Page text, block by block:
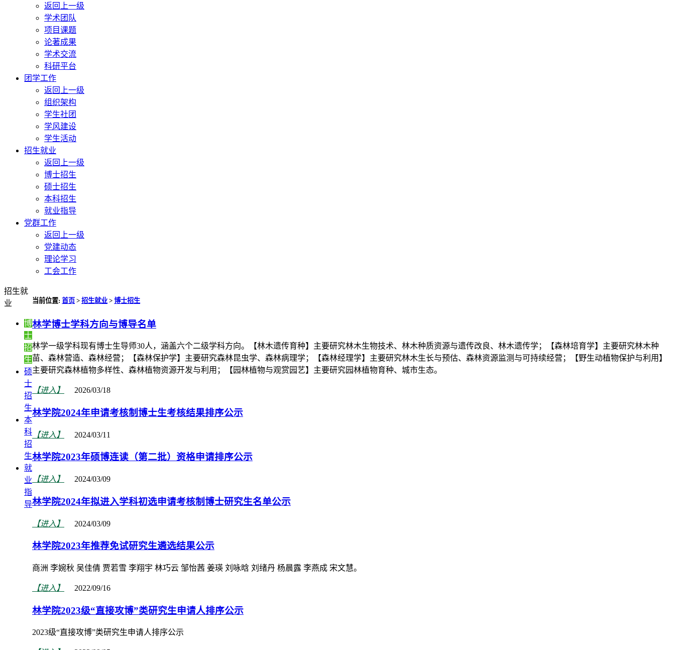
返回上一级
学术团队
项目课题
论著成果
学术交流
科研平台
团学工作
返回上一级
组织架构
学生社团
学风建设
学生活动
招生就业
返回上一级
博士招生
硕士招生
本科招生
就业指导
党群工作
返回上一级
党建动态
理论学习
工会工作
招生就
业
博
士
招
生
硕
士
招
生
本
科
招
生
就
业
指
导
当前位置: 首页 > 招生就业 > 博士招生
林学博士学科方向与博导名单
林学一级学科现有博士生导师30人，涵盖六个二级学科方向。【林木遗传育种】主要研究林木生物技术、林木种质资源与遗传改良、林木遗传学；【森林培育学】主要研究林木种
苗、森林营造、森林经营；【森林保护学】主要研究森林昆虫学、森林病理学；【森林经理学】主要研究林木生长与预估、森林资源监测与可持续经营；【野生动植物保护与利用】
主要研究森林植物多样性、森林植物资源开发与利用；【园林植物与观赏园艺】主要研究园林植物育种、城市生态。
【进入】 2026/03/18
林学院2024年申请考核制博士生考核结果排序公示
【进入】 2024/03/11
林学院2023年硕博连读（第二批）资格申请排序公示
【进入】 2024/03/09
林学院2024年拟进入学科初选申请考核制博士研究生名单公示
【进入】 2024/03/09
林学院2023年推荐免试研究生遴选结果公示
商洲 李婉秋 吴佳倩 贾若雪 李翔宇 林巧云 邹怡茜 姜瑛 刘咏晗 刘绪丹 杨晨露 李燕成 宋文慧。
【进入】 2022/09/16
林学院2023级“直接攻博”类研究生申请人排序公示
2023级“直接攻博”类研究生申请人排序公示